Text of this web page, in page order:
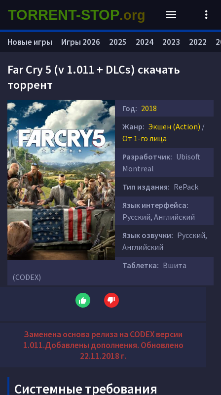
Far Cry 5 (v 1.011 + DLCs) скачать
торрент
Год: 2018
Жанр: Экшен (Action) /
От 1-го лица
Разработчик: Ubisoft
Montreal
Тип издания: RePack
Язык интерфейса:
Русский, Английский
Язык озвучки: Русский,
Английский
Таблетка: Вшита
(CODEX)
Заменена основа релиза на CODEX версии
1.011.Добавлены дополнения. Обновлено
22.11.2018 г.
Системные требования
Новые игры Игры 2026 2025 2024 2023 2022
TORRENT-STOP.org